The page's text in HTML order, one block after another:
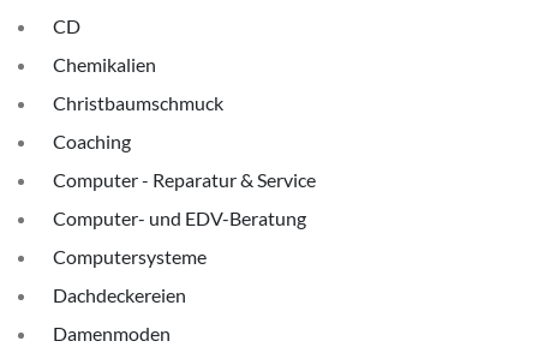
CD
Chemikalien
Christbaumschmuck
Coaching
Computer - Reparatur & Service
Computer- und EDV-Beratung
Computersysteme
Dachdeckereien
Damenmoden